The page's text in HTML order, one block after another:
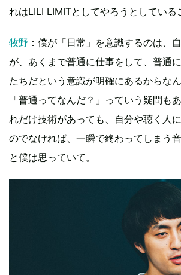
れはLILI LIMITとしてやろうとしている
牧野 ：僕が「日常」を意識するのは、
が、あくまで普通に仕事をして、普通
たちだという意識が明確にあるからな
「普通ってなんだ？」っていう疑問も
れだけ技術があっても、自分や聴く人
のでなければ、一瞬で終わってしまう
と僕は思っていて。